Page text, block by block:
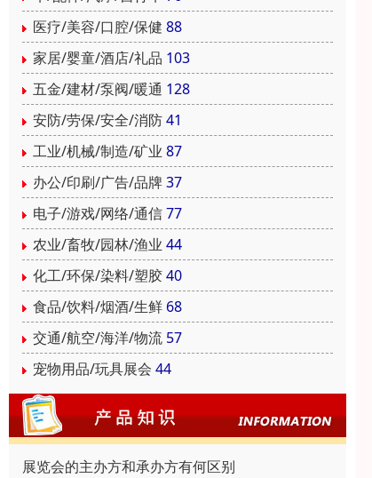
医疗/美容/口腔/保健 88
家居/婴童/酒店/礼品 103
五金/建材/泵阀/暖通 128
安防/劳保/安全/消防41
工业/机械/制造/矿业 87
办公/印刷/广告/品牌37
电子/游戏/网络/通信77
农业/畜牧/园林/渔业 44
化工/环保/染料/塑胶40
食品/饮料/烟酒/生鲜 68
交通/航空/海洋/物流 57
宠物用品/玩具展会 44
展览会的主办方和承办方有何区别